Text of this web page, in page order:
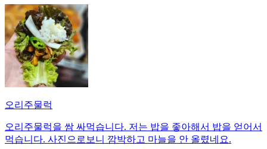
오리주물럭
오리주물럭을 쌈 싸먹습니다. 저는 밥을 좋아해서 밥을 얻어서
먹습니다. 사진으로보니 깜박하고 마늘을 안 올렸네요.